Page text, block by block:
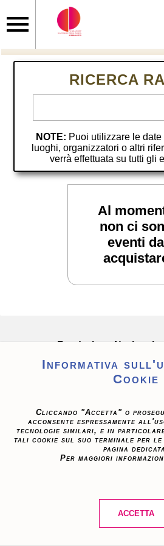
RICERCA
NOTE: Puoi utilizzare le
luoghi, organizzatori o altri
verrà effettuata su tutti gli
Al
non ci
eventi da
Informativa
Cookie
Cliccando "Accetta" o
acconsente espressamente
tecnologie similari, e in
tali cookie sul suo terminale per
pagina
Per maggiori
Fondazione Nazionale
Via della
tel. +39 0522
fax +39 0522